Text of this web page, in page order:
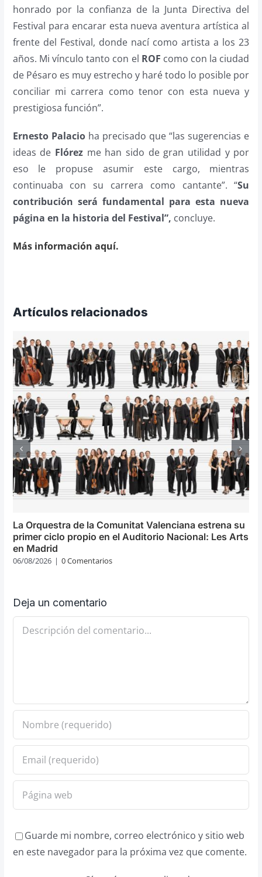
honrado por la confianza de la Junta Directiva del
Festival para encarar esta nueva aventura artística al
frente del Festival, donde nací como artista a los 23
años. Mi vínculo tanto con el ROF como con la ciudad
de Pésaro es muy estrecho y haré todo lo posible por
conciliar mi carrera como tenor con esta nueva y
prestigiosa función”.
Ernesto Palacioha precisado que “las sugerencias e
ideas de Flórezme han sido de gran utilidad y por
eso le propuse asumir este cargo, mientras
continuaba con su carrera como cantante”. “Su
contribución será fundamental para esta nueva
página en la historia del Festival”, concluye.
Más información aquí.
Artículos relacionados
La Orquestra de la Comunitat Valenciana estrena su
primer ciclo propio en el Auditorio Nacional: Les Arts
en Madrid
06/08/2026 | 0 Comentarios
Deja un comentario
Comentario
Guarde mi nombre, correo electrónico y sitio web
en este navegador para la próxima vez que comente.